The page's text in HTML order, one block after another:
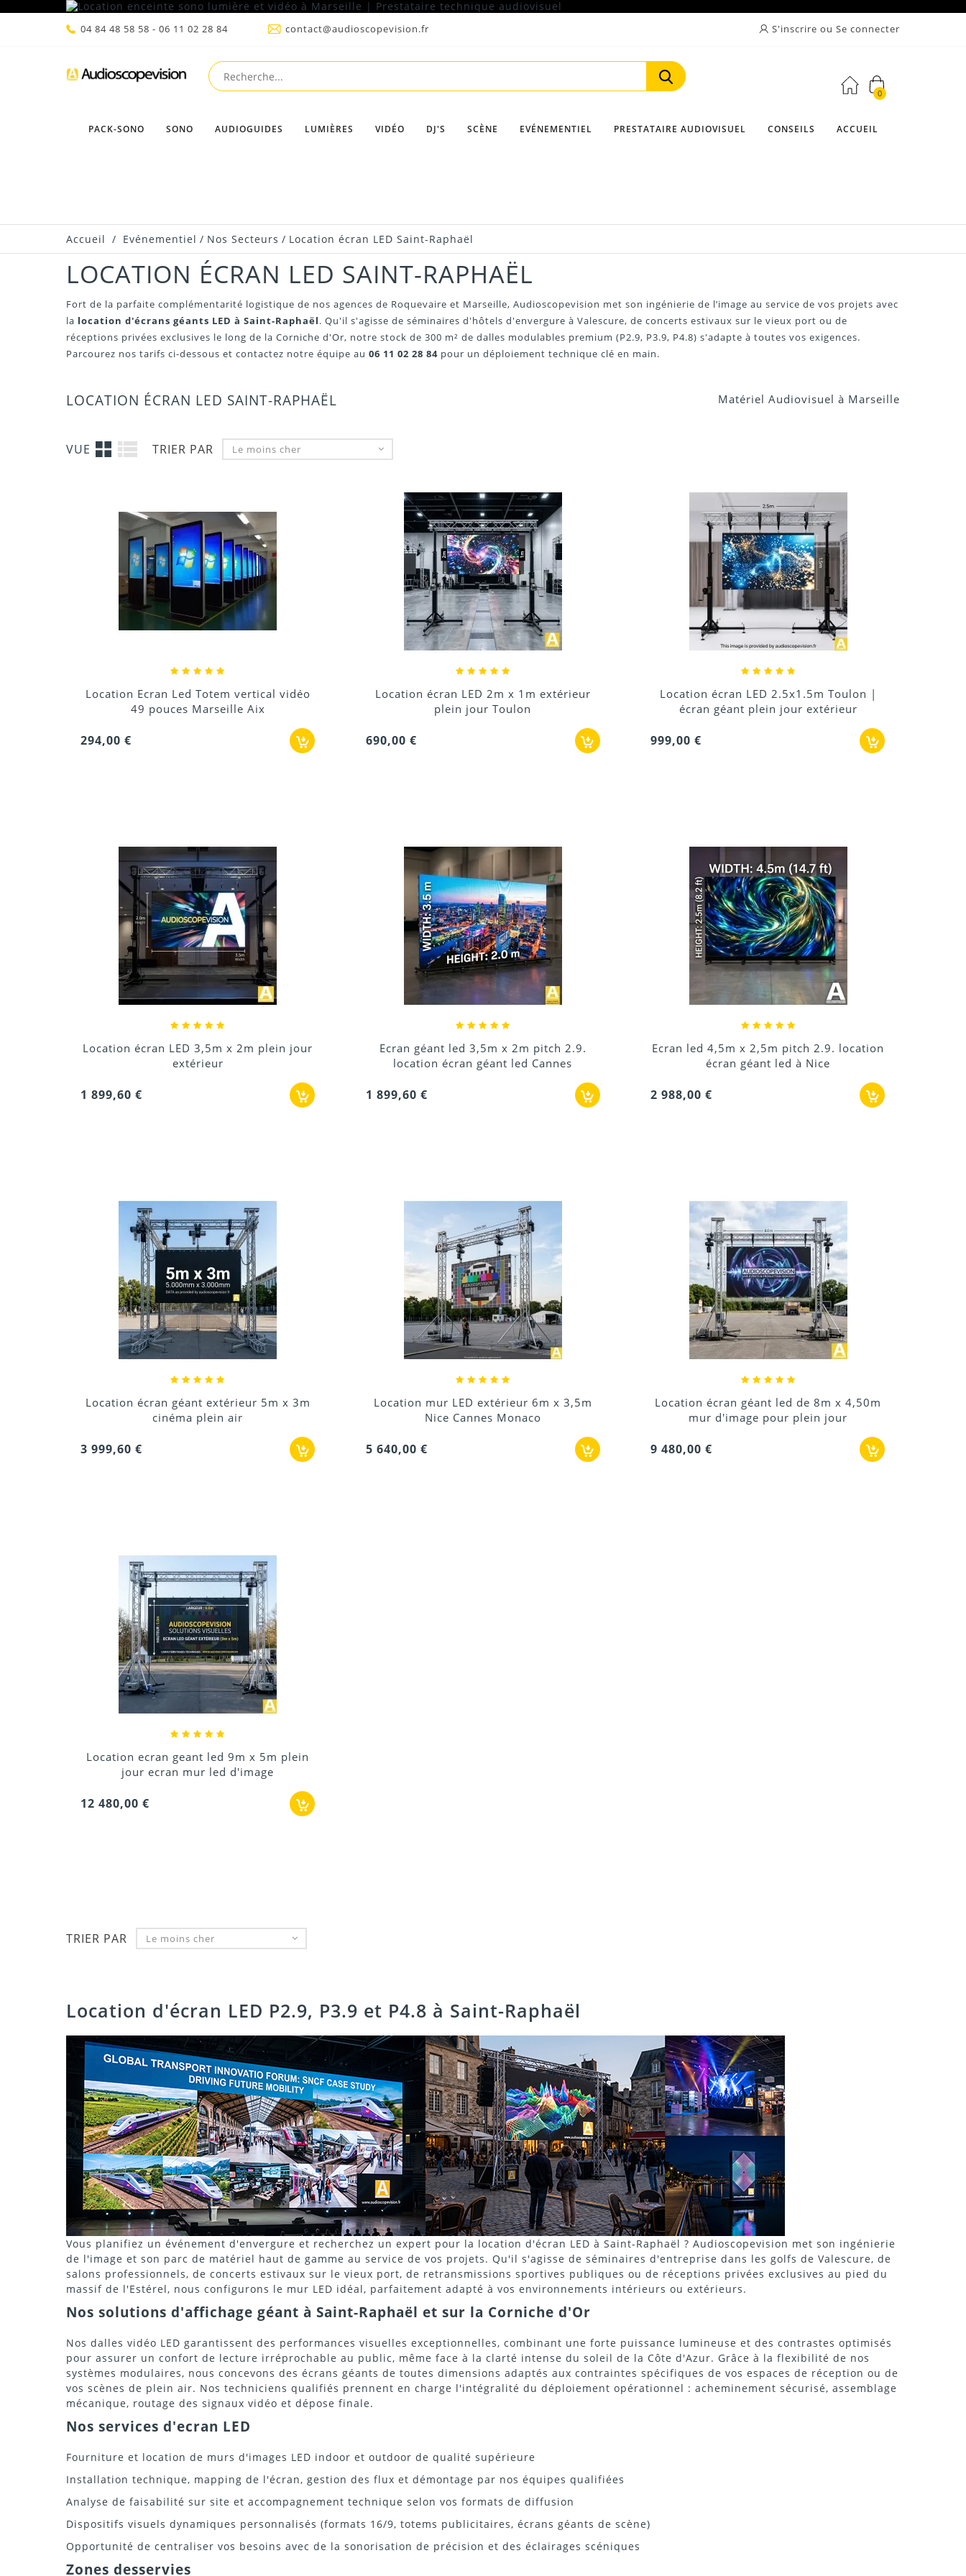
S'inscrire ou Se connecter
04 84 48 58 58 - 06 11 02 28 84 contact@audioscopevision.fr
0
PACK-SONO SONO AUDIOGUIDES LUMIÈRES VIDÉO DJ'S SCÈNE EVÉNEMENTIEL PRESTATAIRE AUDIOVISUEL CONSEILS ACCUEIL
Accueil / Evénementiel / Nos Secteurs / Location écran LED Saint-Raphaël
LOCATION ÉCRAN LED SAINT-RAPHAËL
Fort de la parfaite complémentarité logistique de nos agences de Roquevaire et Marseille, Audioscopevision met son ingénierie de l’image au service de vos projets avec
la location d'écrans géants LED à Saint-Raphaël. Qu'il s'agisse de séminaires d'hôtels d'envergure à Valescure, de concerts estivaux sur le vieux port ou de
réceptions privées exclusives le long de la Corniche d'Or, notre stock de 300 m² de dalles modulables premium (P2.9, P3.9, P4.8) s'adapte à toutes vos exigences.
Parcourez nos tarifs ci-dessous et contactez notre équipe au 06 11 02 28 84 pour un déploiement technique clé en main.
LOCATION ÉCRAN LED SAINT-RAPHAËL Matériel Audiovisuel à Marseille
VUE TRIER PAR Le moins cher
Location Ecran Led Totem vertical vidéo
49 pouces Marseille Aix
294,00 €
Location écran LED 2m x 1m extérieur
plein jour Toulon
690,00 €
Location écran LED 2.5x1.5m Toulon |
écran géant plein jour extérieur
999,00 €
Location écran LED 3,5m x 2m plein jour
extérieur
1 899,60 €
Ecran géant led 3,5m x 2m pitch 2.9.
location écran géant led Cannes
1 899,60 €
Ecran led 4,5m x 2,5m pitch 2.9. location
écran géant led à Nice
2 988,00 €
Location écran géant extérieur 5m x 3m
cinéma plein air
3 999,60 €
Location mur LED extérieur 6m x 3,5m
Nice Cannes Monaco
5 640,00 €
Location écran géant led de 8m x 4,50m
mur d'image pour plein jour
9 480,00 €
Location ecran geant led 9m x 5m plein
jour ecran mur led d'image
12 480,00 €
TRIER PAR Le moins cher
Location d'écran LED P2.9, P3.9 et P4.8 à Saint-Raphaël
Vous planifiez un événement d'envergure et recherchez un expert pour la location d'écran LED à Saint-Raphaël ? Audioscopevision met son ingénierie
de l'image et son parc de matériel haut de gamme au service de vos projets. Qu'il s'agisse de séminaires d'entreprise dans les golfs de Valescure, de
salons professionnels, de concerts estivaux sur le vieux port, de retransmissions sportives publiques ou de réceptions privées exclusives au pied du
massif de l'Estérel, nous configurons le mur LED idéal, parfaitement adapté à vos environnements intérieurs ou extérieurs.
Nos solutions d'affichage géant à Saint-Raphaël et sur la Corniche d'Or
Nos dalles vidéo LED garantissent des performances visuelles exceptionnelles, combinant une forte puissance lumineuse et des contrastes optimisés
pour assurer un confort de lecture irréprochable au public, même face à la clarté intense du soleil de la Côte d'Azur. Grâce à la flexibilité de nos
systèmes modulaires, nous concevons des écrans géants de toutes dimensions adaptés aux contraintes spécifiques de vos espaces de réception ou de
vos scènes de plein air. Nos techniciens qualifiés prennent en charge l'intégralité du déploiement opérationnel : acheminement sécurisé, assemblage
mécanique, routage des signaux vidéo et dépose finale.
Nos services d'ecran LED
Fourniture et location de murs d'images LED indoor et outdoor de qualité supérieure
Installation technique, mapping de l'écran, gestion des flux et démontage par nos équipes qualifiées
Analyse de faisabilité sur site et accompagnement technique selon vos formats de diffusion
Dispositifs visuels dynamiques personnalisés (formats 16/9, totems publicitaires, écrans géants de scène)
Opportunité de centraliser vos besoins avec de la sonorisation de précision et des éclairages scéniques
Zones desservies